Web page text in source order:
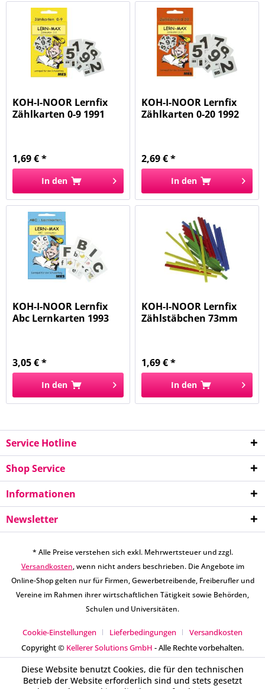
KOH-I-NOOR Lernfix
Zählkarten 0-9 1991
1,69 € *
In den
KOH-I-NOOR Lernfix
Zählkarten 0-20 1992
2,69 € *
In den
KOH-I-NOOR Lernfix
Abc Lernkarten 1993
3,05 € *
In den
KOH-I-NOOR Lernfix
Zählstäbchen 73mm
1,69 € *
In den
Service Hotline
Shop Service
Informationen
Newsletter
* Alle Preise verstehen sich exkl. Mehrwertsteuer und zzgl.
Versandkosten, wenn nicht anders beschrieben. Die Angebote im
Online-Shop gelten nur für Firmen, Gewerbetreibende, Freiberufler und
Vereine im Rahmen ihrer wirtschaftlichen Tätigkeit sowie Behörden,
Schulen und Universitäten.
Cookie-Einstellungen Lieferbedingungen
Versandkosten
Copyright © Kellerer Solutions GmbH - Alle Rechte vorbehalten.
Diese Website benutzt Cookies, die für den technischen
Betrieb der Website erforderlich sind und stets gesetzt